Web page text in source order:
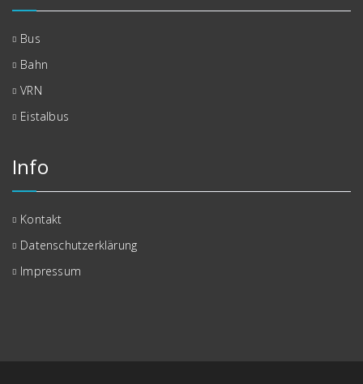
Bus
Bahn
VRN
Eistalbus
Info
Kontakt
Datenschutzerklärung
Impressum